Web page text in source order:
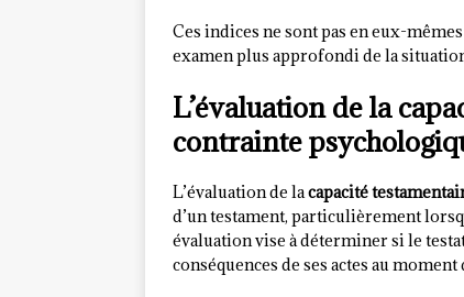
Ces indices ne sont pas en eux-
examen plus approfondi de la
L’évaluation de la
contrainte
L’évaluation de lacapacité
d’un testament, particulièrement
évaluation vise à déterminer si le
conséquences de ses actes au